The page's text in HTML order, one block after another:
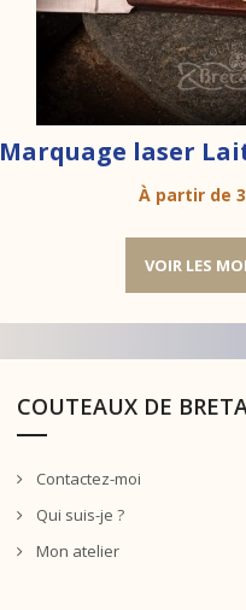
Marquage laser
Prix
À partir de
VOIR LES
COUTEAUX DE
Contactez-moi
Qui suis-je ?
Mon atelier